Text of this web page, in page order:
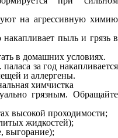
на агрессивную химию
пыль и грязь в
в домашних условиях.
за год накапливается
и аллергены.
химчистка
грязным. Обращайте
высокой проходимости;
жидкостей);
выгорание);